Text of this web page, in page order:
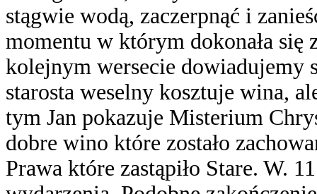
stągwie wodą, zaczerpnąć i
momentu w którym dokonała
kolejnym wersecie dowiadujemy
starosta weselny kosztuje wina,
tym Jan pokazuje Misterium
dobre wino które zostało
Prawa które zastąpiło Stare. W.